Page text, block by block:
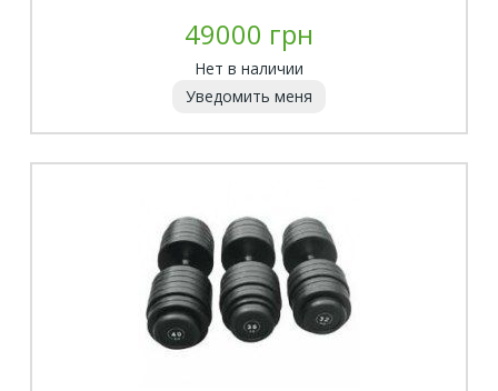
49000 грн
Нет в наличии
Уведомить меня